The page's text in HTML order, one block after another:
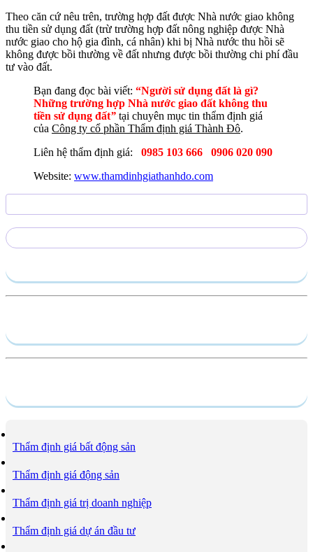
Theo căn cứ nêu trên, trường hợp đất được Nhà nước giao không
thu tiền sử dụng đất (trừ trường hợp đất nông nghiệp được Nhà
nước giao cho hộ gia đình, cá nhân) khi bị Nhà nước thu hồi sẽ
không được bồi thường về đất nhưng được bồi thường chi phí đầu
tư vào đất.
Bạn đang đọc bài viết: “Người sử dụng đất là gì?
Những trường hợp Nhà nước giao đất không thu
tiền sử dụng đất” tại chuyên mục tin thẩm định giá
của Công ty cổ phần Thẩm định giá Thành Đô.
Liên hệ thẩm định giá:
0985 103 666
0906 020 090
Website: www.thamdinhgiathanhdo.com
Thẩm định giá bất động sản
Thẩm định giá động sản
Thẩm định giá trị doanh nghiệp
Thẩm định giá dự án đầu tư